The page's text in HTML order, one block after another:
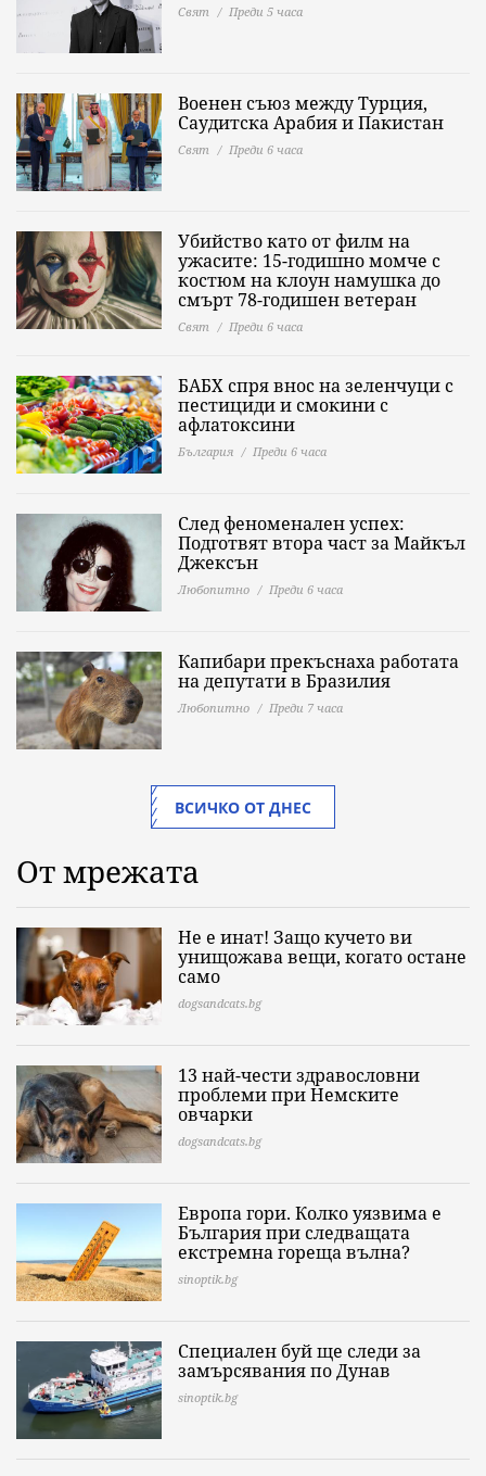
Свят Преди 5 часа
Военен съюз между Турция,
Саудитска Арабия и Пакистан
Свят Преди 6 часа
Убийство като от филм на
ужасите: 15-годишно момче с
костюм на клоун намушка до
смърт 78-годишен ветеран
Свят Преди 6 часа
БАБХ спря внос на зеленчуци с
пестициди и смокини с
афлатоксини
България Преди 6 часа
След феноменален успех:
Подготвят втора част за Майкъл
Джексън
Любопитно Преди 6 часа
Капибари прекъснаха работата
на депутати в Бразилия
Любопитно Преди 7 часа
ВСИЧКО ОТ ДНЕС
От мрежата
Не е инат! Защо кучето ви
унищожава вещи, когато остане
само
dogsandcats.bg
13 най-чести здравословни
проблеми при Немските
овчарки
dogsandcats.bg
Европа гори. Колко уязвима е
България при следващата
екстремна гореща вълна?
sinoptik.bg
Специален буй ще следи за
замърсявания по Дунав
sinoptik.bg